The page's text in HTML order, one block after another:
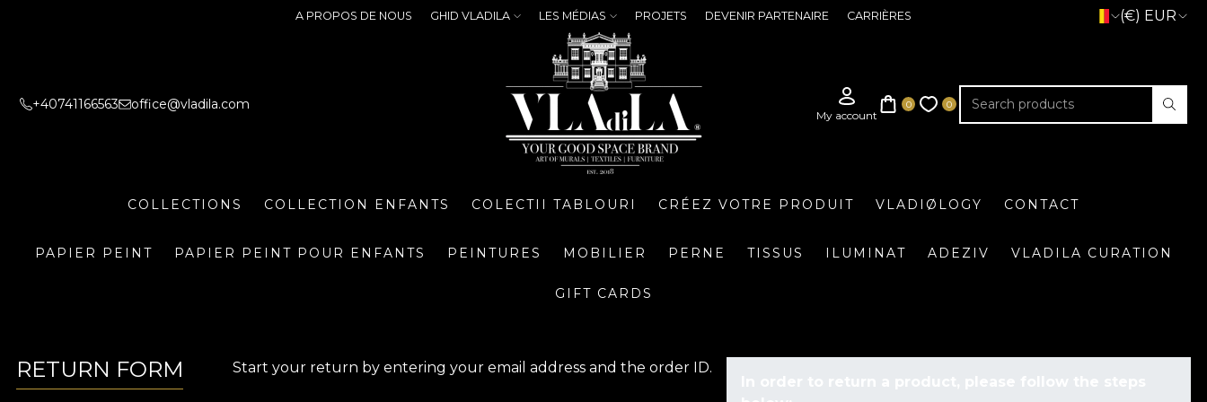
A PROPOS DE NOUS GHID VLADILA LES MÉDIAS PROJETS DEVENIR PARTENAIRE CARRIÈRES (€) EUR
+40741166563 office@vladila.com
COLLECTIONS COLLECTION ENFANTS COLECTII TABLOURI CRÉEZ VOTRE PRODUIT VLADIØLOGY CONTACT
PAPIER PEINT PAPIER PEINT POUR ENFANTS PEINTURES MOBILIER PERNE TISSUS ILUMINAT ADEZIV VLADILA CURATION
GIFT CARDS
RETURN FORM Start your return by entering your email address and the order ID.